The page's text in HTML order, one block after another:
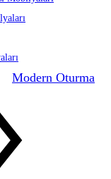
Modern Oturma